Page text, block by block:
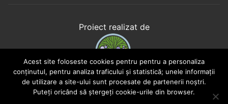
Proiect realizat de
Web Boutique în Cotroceni
Acest site foloseste cookies pentru pentru a personaliza
conținutul, pentru analiza traficului și statistică; unele informații
de utilizare a site-ului sunt procesate de partenerii noștri.
Puteți oricând să ștergeți cookie-urile din browser.